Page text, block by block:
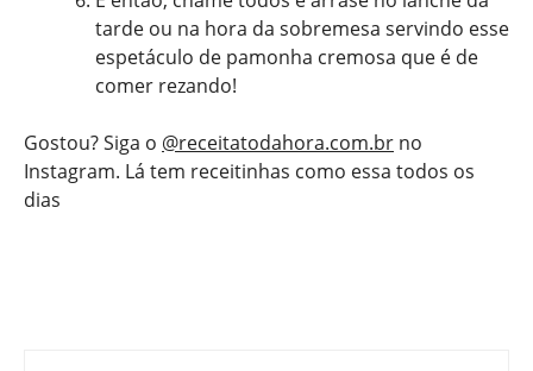
tarde ou na hora da sobremesa servindo esse
espetáculo de pamonha cremosa que é de
comer rezando!
Gostou? Siga o @receitatodahora.com.br no
Instagram. Lá tem receitinhas como essa todos os
dias